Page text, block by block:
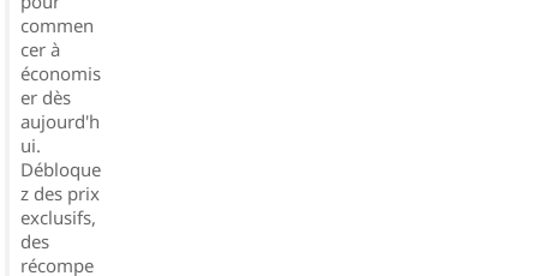
commen
cer à
économis
er dès
aujourd'h
ui.
Débloque
z des prix
exclusifs,
des
récompe